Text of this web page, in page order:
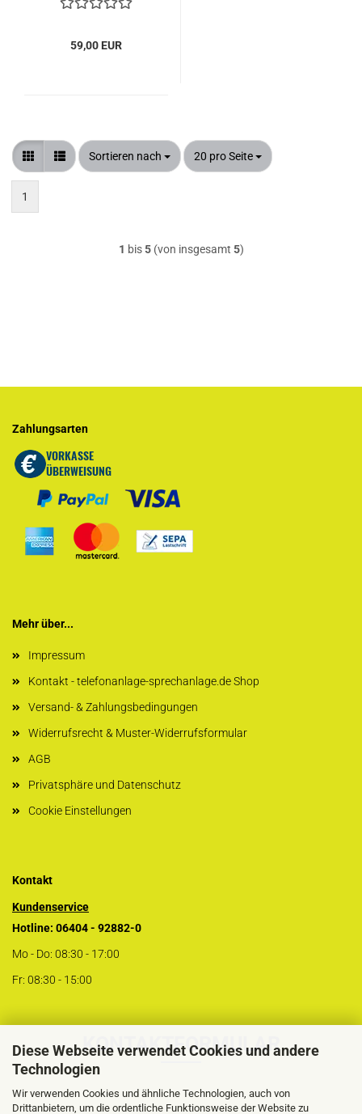
Diese Webseite verwendet Cookies und andere
Technologien
Wir verwenden Cookies und ähnliche Technologien, auch von
Drittanbietern, um die ordentliche Funktionsweise der Website zu
59,00 EUR
Sortieren nach
Sortieren nach 20 pro Seite
pro Seite
1
1 bis5(von insgesamt 5)
Zahlungsarten
Mehr über...
Impressum
Kontakt - telefonanlage-sprechanlage.de Shop
Versand- & Zahlungsbedingungen
Widerrufsrecht & Muster-Widerrufsformular
AGB
Privatsphäre und Datenschutz
Cookie Einstellungen
Kontakt
Kundenservice
Hotline: 06404 - 92882-0
Mo - Do: 08:30 - 17:00
Fr: 08:30 - 15:00
KONTAKTFORMULAR